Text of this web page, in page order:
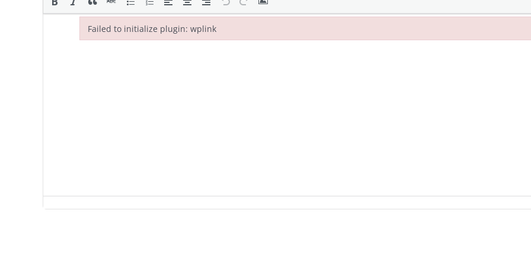
Failed to initialize plugin: wplink
Failed to initialize plugin: wplink